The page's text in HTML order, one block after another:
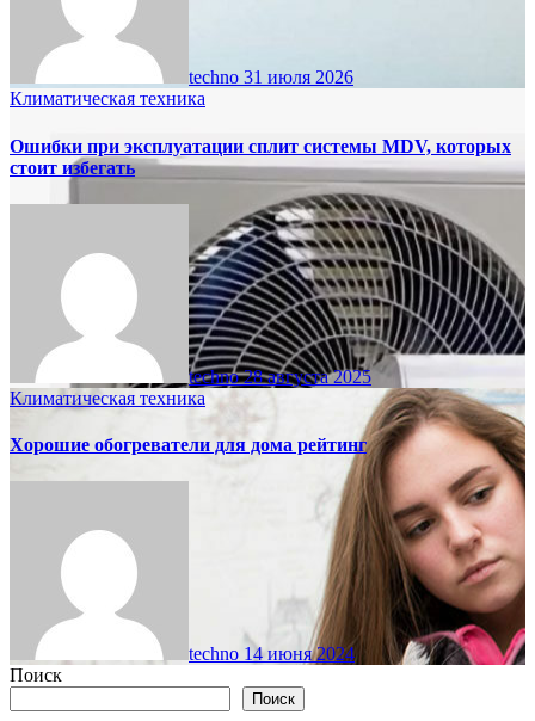
techno 31 июля 2026
Климатическая техника
Ошибки при эксплуатации сплит системы MDV, которых
стоит избегать
techno28 августа 2025
Климатическая техника
Хорошие обогреватели для дома рейтинг
techno 14 июня 2024
Поиск
Поиск